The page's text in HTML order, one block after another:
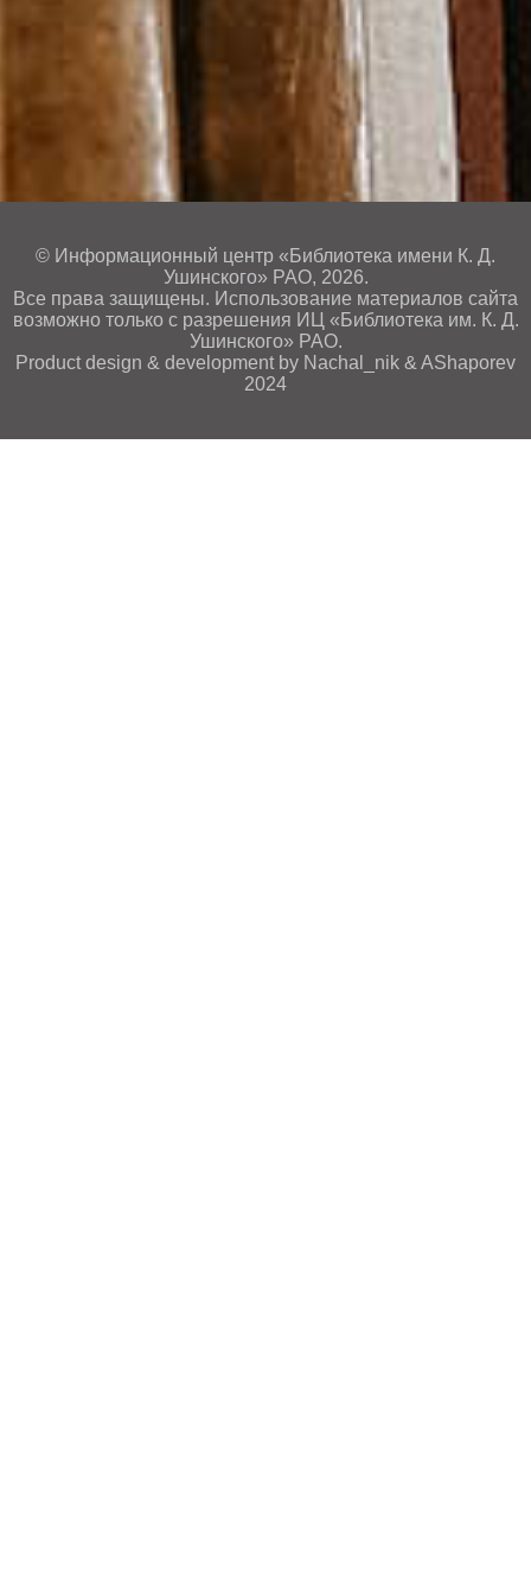
© Информационный центр «Библиотека имени К. Д.
Ушинского» РАО, 2026.
Все права защищены. Использование материалов сайта
возможно только с разрешения ИЦ «Библиотека им. К. Д.
Ушинского» РАО.
Product design & development by Nachal_nik & AShaporev
2024